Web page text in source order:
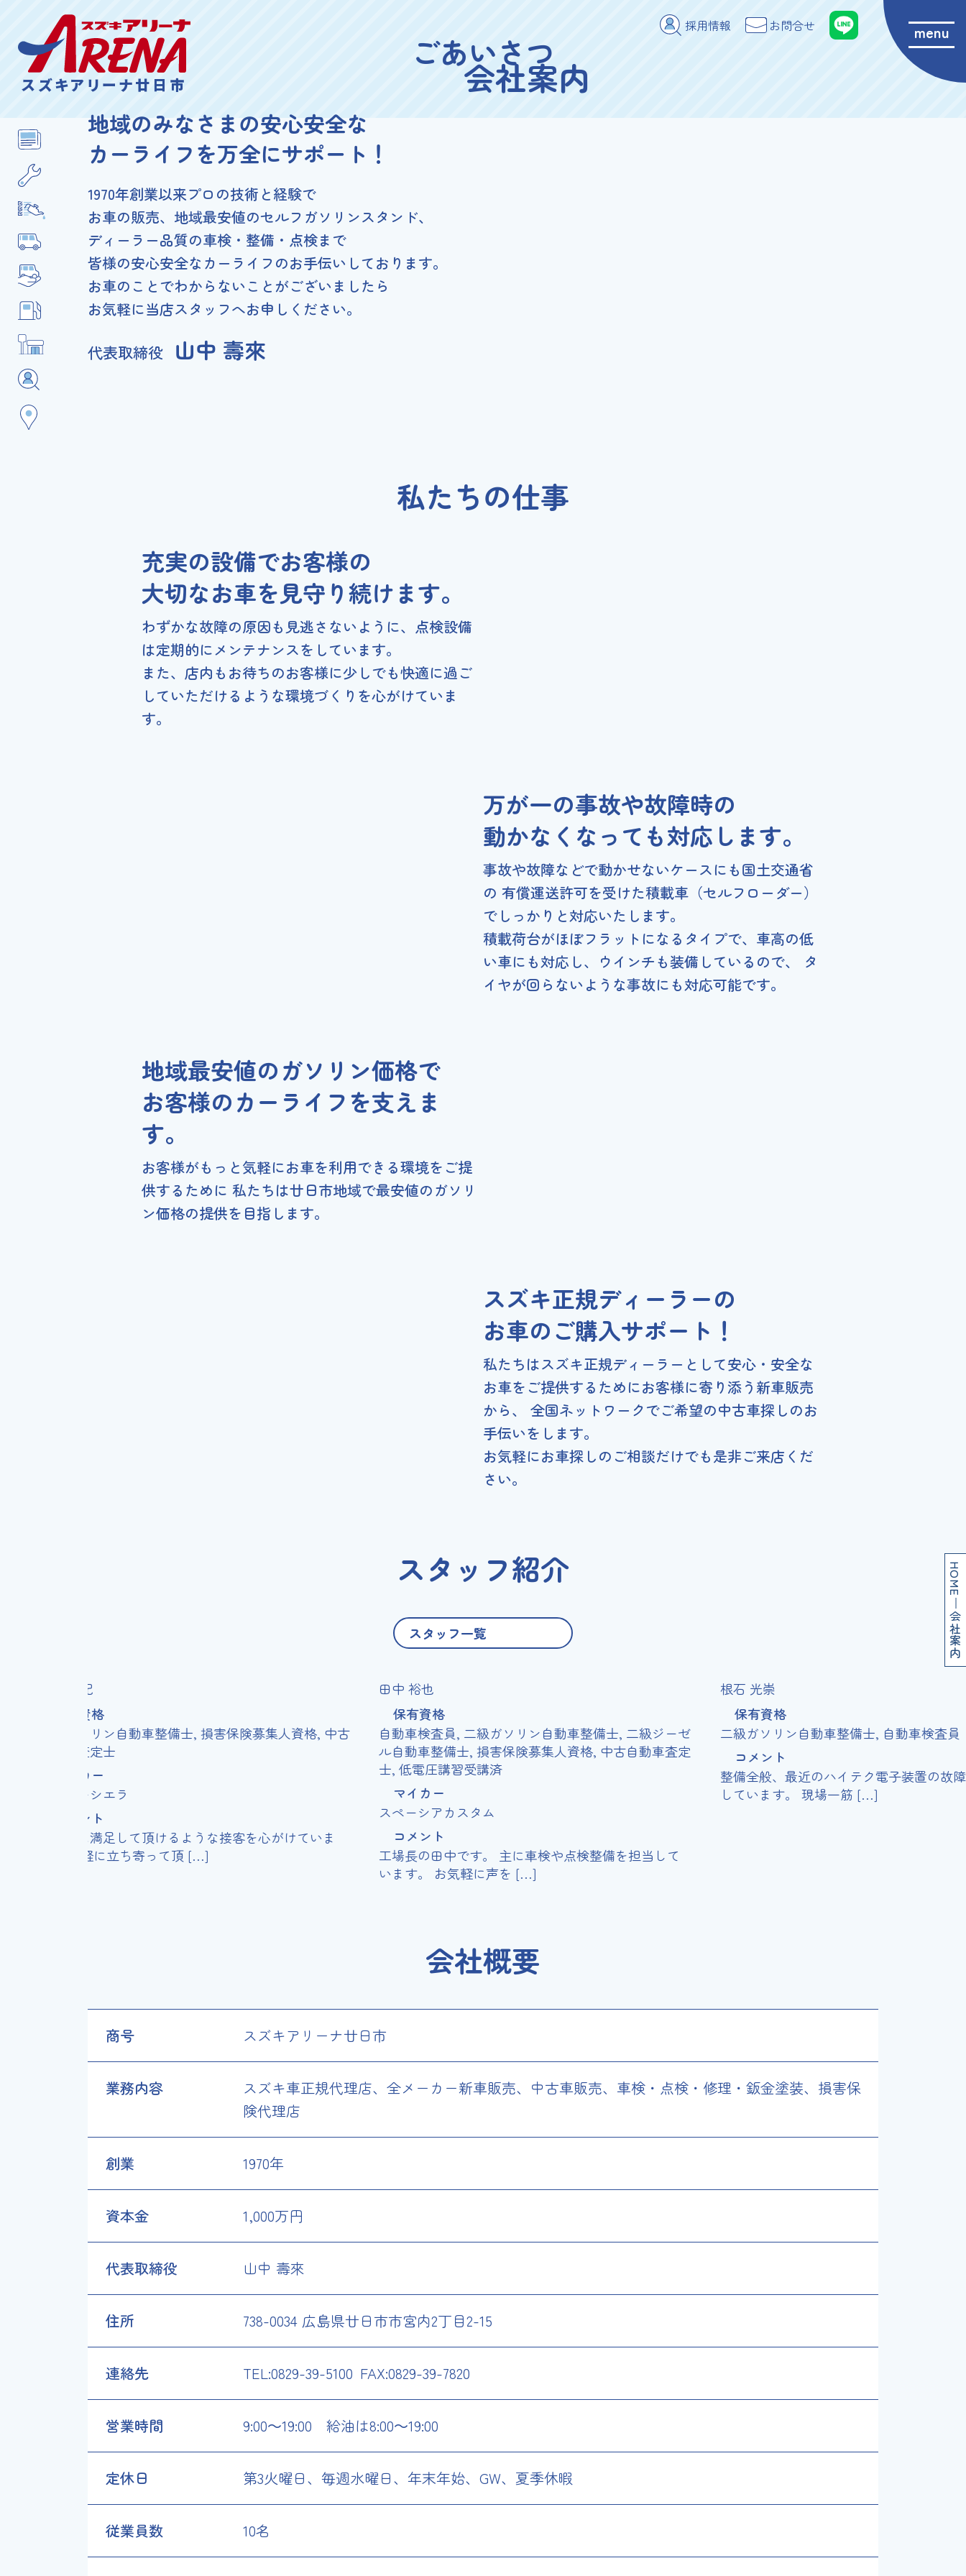
スズキアリーナ廿日市
採用情報 お問合せ menu
HOME
会社案内
会社案内
ごあいさつ
地域のみなさまの安心安全な
カーライフを万全にサポート！
1970年創業以来プロの技術と経験で
お車の販売、地域最安値のセルフガソリンスタンド、
ディーラー品質の車検・整備・点検まで
皆様の安心安全なカーライフのお手伝いしております。
お車のことでわからないことがございましたら
お気軽に当店スタッフへお申しください。
代表取締役 山中 壽來
私たちの仕事
充実の設備でお客様の
大切なお車を見守り続けます。
わずかな故障の原因も見逃さないように、点検設備
は定期的にメンテナンスをしています。
また、店内もお待ちのお客様に少しでも快適に過ご
していただけるような環境づくりを心がけていま
す。
万が一の事故や故障時の
動かなくなっても対応します。
事故や故障などで動かせないケースにも国土交通省
の 有償運送許可を受けた積載車（セルフローダー）
でしっかりと対応いたします。
積載荷台がほぼフラットになるタイプで、車高の低
い車にも対応し、ウインチも装備しているので、 タ
イヤが回らないような事故にも対応可能です。
地域最安値のガソリン価格で
お客様のカーライフを支えま
す。
お客様がもっと気軽にお車を利用できる環境をご提
供するために 私たちは廿日市地域で最安値のガソリ
ン価格の提供を目指します。
スズキ正規ディーラーの
お車のご購入サポート！
私たちはスズキ正規ディーラーとして安心・安全な
お車をご提供するためにお客様に寄り添う新車販売
から、 全国ネットワークでご希望の中古車探しのお
手伝いをします。
お気軽にお車探しのご相談だけでも是非ご来店くだ
さい。
スタッフ紹介
スタッフ一覧
ガソリン自動車整備士, 損害保険募集人資格, 中古
様に満足して頂けるような接客を心がけていま
気軽に立ち寄って頂 […]
田中 裕也
自動車検査員, 二級ガソリン自動車整備士, 二級ジーゼ
ル自動車整備士, 損害保険募集人資格, 中古自動車査定
士, 低電圧講習受講済
スペーシアカスタム
工場長の田中です。 主に車検や点検整備を担当して
います。 お気軽に声を […]
根石 光崇
二級ガソリン自動車整備士, 自動車検査員
コメント
整備全般、最近のハイテク電子装置の故障診断を
しています。 現場一筋 […]
会社概要
商号 スズキアリーナ廿日市
業務内容
スズキ車正規代理店、全メーカー新車販売、中古車販売、車検・点検・修理・鈑金塗装、損害保
険代理店
創業 1970年
資本金 1,000万円
代表取締役 山中 壽來
住所 738-0034 広島県廿日市市宮内2丁目2-15
連絡先 TEL:0829-39-5100 FAX:0829-39-7820
営業時間 9:00～19:00 給油は8:00～19:00
定休日 第3火曜日、毎週水曜日、年末年始、GW、夏季休暇
従業員数 10名